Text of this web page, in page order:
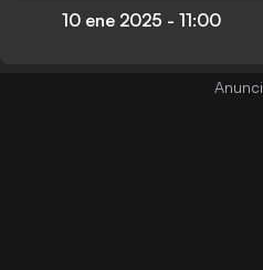
10 ene 2025 - 11:00